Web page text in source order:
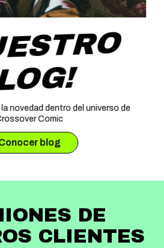
novedad dentro del universo de
Comic
blog
DE
CLIENTES